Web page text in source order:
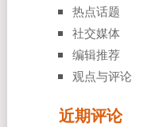
热点话题
社交媒体
编辑推荐
观点与评论
近期评论